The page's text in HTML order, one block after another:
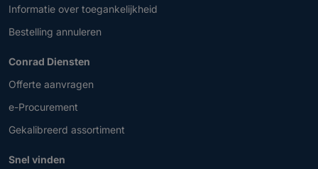
Informatie over toegankelijkheid
Bestelling annuleren
Conrad Diensten
Offerte aanvragen
e-Procurement
Gekalibreerd assortiment
Snel vinden